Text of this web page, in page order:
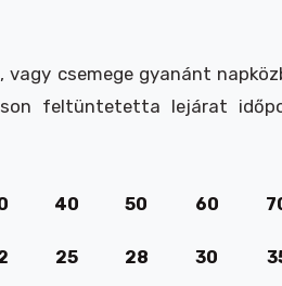
csemege gyanánt
feltüntetetta lejárat
40 50 60
25 28 30